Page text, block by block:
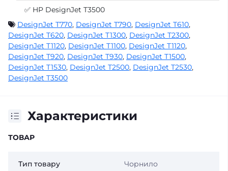
✅ HP DesignJet T3500
DesignJet T770, DesignJet T790, DesignJet T610,
DesignJet T620, DesignJet T1300, DesignJet T2300,
DesignJet T1120, DesignJet T1100, DesignJet T1120,
DesignJet T920, DesignJet T930, DesignJet T1500,
DesignJet T1530, DesignJet T2500, DesignJet T2530,
DesignJet T3500
Характеристики
ТОВАР
Тип товару Чорнило